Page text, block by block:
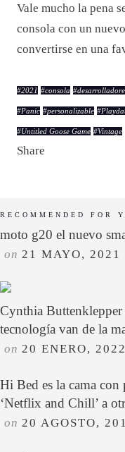
Vale mucho la pena
consola con un
convertirse en una
#2021 #consola #
#Panic #personalizable #
#Untitled Goose Game #Vintage
Share
RECOMMENDED FOR
moto g20 el nuevo
on 21 MAYO, 2021
Cynthia
tecnología van de la
on 20 ENERO, 2022
Hi Bed es la cama
‘Netflix and Chill’ a
on 20 AGOSTO,